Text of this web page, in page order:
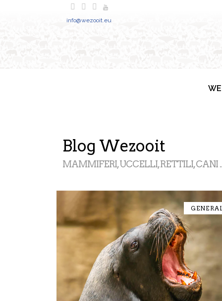
info@wezooit.eu
Blog Wezooit
MAMMIFERI, UCCELLI, RETTILI, CANI